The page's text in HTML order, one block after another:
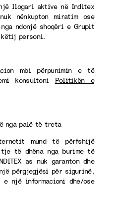
llogari aktive në Inditex
nënkupton miratim ose
nga ndonjë shoqëri e Grupit
këtij personi.
mbi përpunimin e të
konsultoni Politikën e
nga palë të treta
mund të përfshijë
të dhëna nga burime të
as nuk garanton dhe
përgjegjësi për sigurinë,
një informacioni dhe/ose